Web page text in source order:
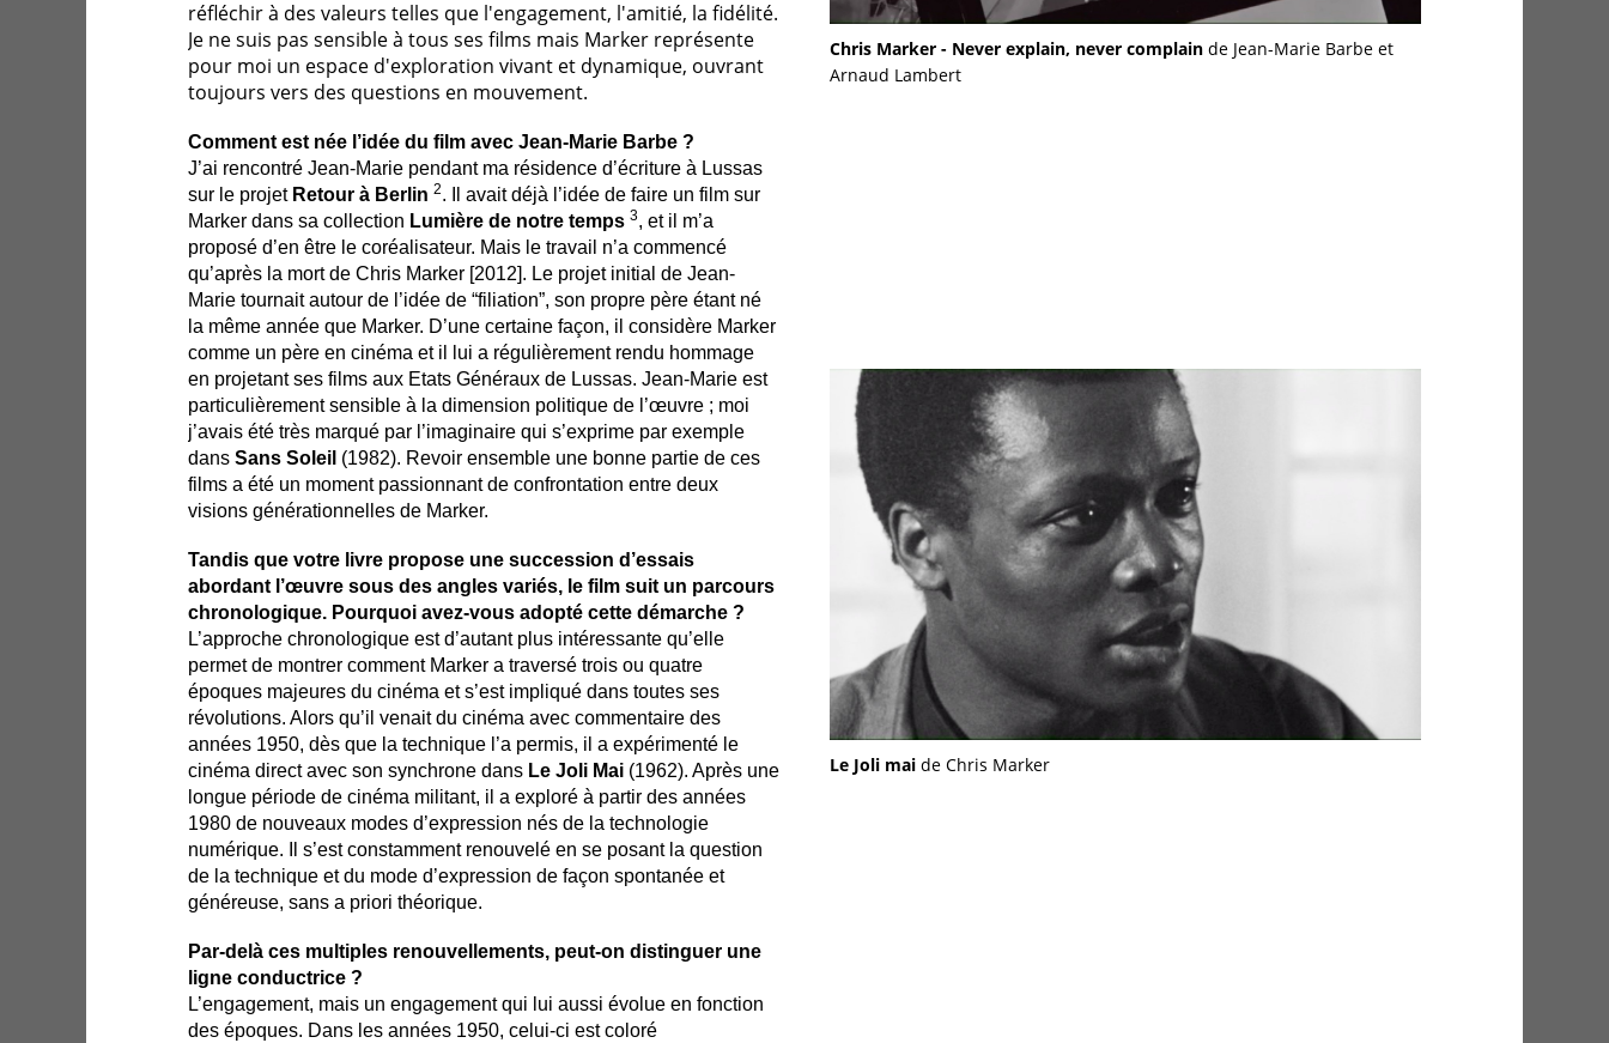
réfléchir à des valeurs telles que l'engagement, l'amitié, la fidélité.
Je ne suis pas sensible à tous ses films mais Marker représente
pour moi un espace d'exploration vivant et dynamique, ouvrant
toujours vers des questions en mouvement.
Comment est née l’idée du film avec Jean-Marie Barbe ?
J’ai rencontré Jean-Marie pendant ma résidence d’écriture à Lussas
sur le projet Retour à Berlin 2. Il avait déjà l’idée de faire un film sur
Marker dans sa collection Lumière de notre temps 3, et il m’a
proposé d’en être le coréalisateur. Mais le travail n’a commencé
qu’après la mort de Chris Marker [2012]. Le projet initial de Jean-
Marie tournait autour de l’idée de “filiation”, son propre père étant né
la même année que Marker. D’une certaine façon, il considère Marker
comme un père en cinéma et il lui a régulièrement rendu hommage
en projetant ses films aux Etats Généraux de Lussas. Jean-Marie est
particulièrement sensible à la dimension politique de l’œuvre ; moi
j’avais été très marqué par l’imaginaire qui s’exprime par exemple
dans Sans Soleil (1982). Revoir ensemble une bonne partie de ces
films a été un moment passionnant de confrontation entre deux
visions générationnelles de Marker.
Tandis que votre livre propose une succession d’essais
abordant l’œuvre sous des angles variés, le film suit un parcours
chronologique. Pourquoi avez-vous adopté cette démarche ?
L’approche chronologique est d’autant plus intéressante qu’elle
permet de montrer comment Marker a traversé trois ou quatre
époques majeures du cinéma et s’est impliqué dans toutes ses
révolutions. Alors qu’il venait du cinéma avec commentaire des
années 1950, dès que la technique l’a permis, il a expérimenté le
cinéma direct avec son synchrone dans Le Joli Mai (1962). Après une
longue période de cinéma militant, il a exploré à partir des années
1980 de nouveaux modes d’expression nés de la technologie
numérique. Il s’est constamment renouvelé en se posant la question
de la technique et du mode d’expression de façon spontanée et
généreuse, sans a priori théorique.
Par-delà ces multiples renouvellements, peut-on distinguer une
ligne conductrice ?
L’engagement, mais un engagement qui lui aussi évolue en fonction
des époques. Dans les années 1950, celui-ci est coloré
Chris Marker - Never explain, never complainde Jean-Marie Barbe et
Arnaud Lambert
Le Joli maide Chris Marker